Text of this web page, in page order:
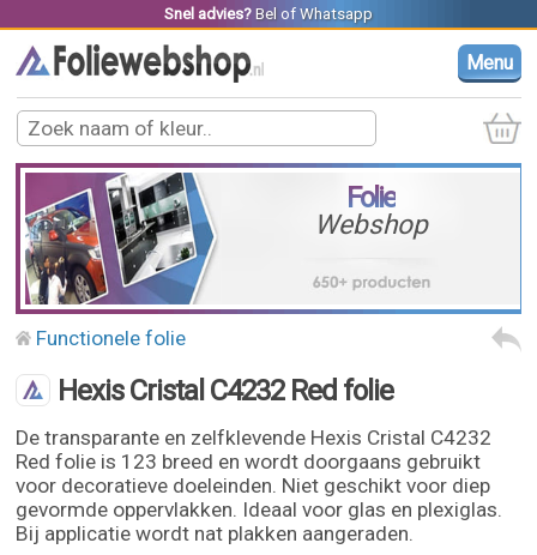
Snel advies? Belof Whatsapp
Menu
Folie
Webshop
Functionele folie
Hexis Cristal C4232 Red folie
De transparante en zelfklevende Hexis Cristal C4232
Red folie is 123 breed en wordt doorgaans gebruikt
voor decoratieve doeleinden. Niet geschikt voor diep
gevormde oppervlakken. Ideaal voor glas en plexiglas.
Bij applicatie wordt nat plakken aangeraden.